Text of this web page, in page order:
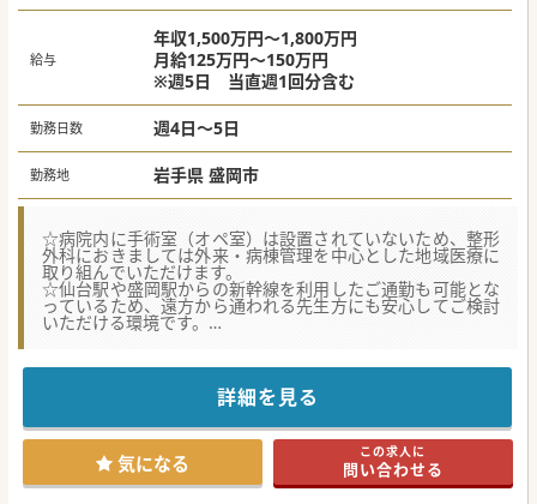
給与
年収1,500万円～1,800万円
月給125万円～150万円
※週5日 当直週1回分含む
勤務日数 週4日～5日
勤務地 岩手県 盛岡市
☆病院内に手術室（オペ室）は設置されていないため、整形
外科におきましては外来・病棟管理を中心とした地域医療に
取り組んでいただけます。
☆仙台駅や盛岡駅からの新幹線を利用したご通勤も可能とな
っているため、遠方から通われる先生方にも安心してご検討
いただける環境です。
☆現在は常勤医師が院長を含め3名体制となっております
科の医師を募集しております。
■2012年に建て替えられたばかりの真新しく清潔感と機能性
を備えた大変心地よい環境が整っており、快適にご勤務いた
だけます。
■病床数は一般20床と地域回帰を目指す地域包括ケア34床の
計54床を有し、病床稼働率は85％と常に安定した運営を行っ
詳細を見る
気になる この求人に
問い合わせる